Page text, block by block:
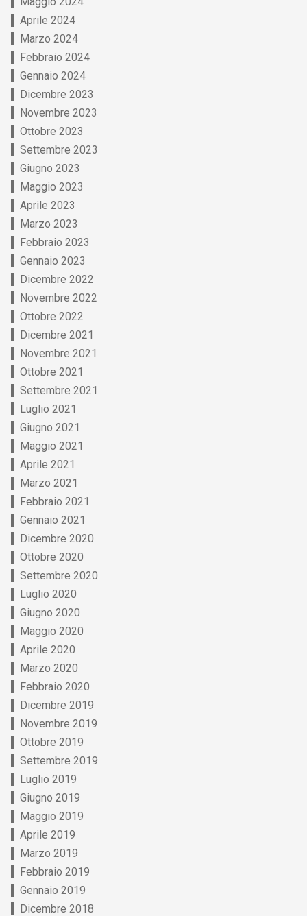
Aprile 2024
Marzo 2024
Febbraio 2024
Gennaio 2024
Dicembre 2023
Novembre 2023
Ottobre 2023
Settembre 2023
Giugno 2023
Maggio 2023
Aprile 2023
Marzo 2023
Febbraio 2023
Gennaio 2023
Dicembre 2022
Novembre 2022
Ottobre 2022
Dicembre 2021
Novembre 2021
Ottobre 2021
Settembre 2021
Luglio 2021
Giugno 2021
Maggio 2021
Aprile 2021
Marzo 2021
Febbraio 2021
Gennaio 2021
Dicembre 2020
Ottobre 2020
Settembre 2020
Luglio 2020
Giugno 2020
Maggio 2020
Aprile 2020
Marzo 2020
Febbraio 2020
Dicembre 2019
Novembre 2019
Ottobre 2019
Settembre 2019
Luglio 2019
Giugno 2019
Maggio 2019
Aprile 2019
Marzo 2019
Febbraio 2019
Gennaio 2019
Dicembre 2018